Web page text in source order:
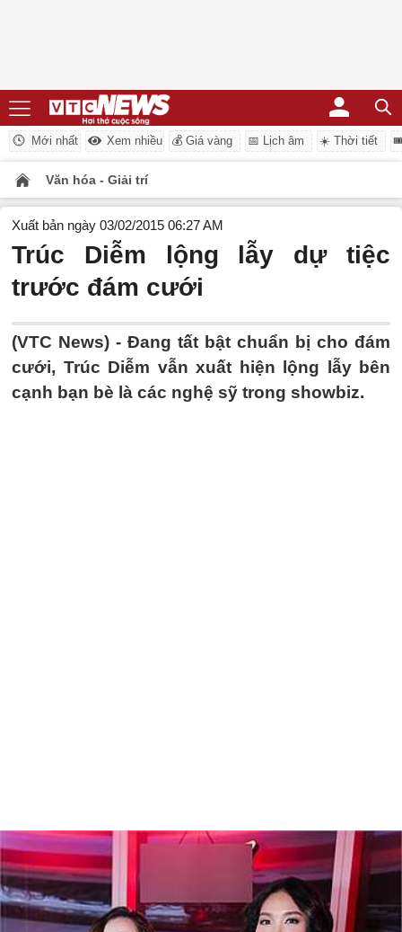
Mới nhất Xem nhiều 💰 Giá vàng 📅 Lịch âm ☀️ Thời tiết
Văn hóa - Giải trí
Xuất bản ngày 03/02/2015 06:27 AM
Trúc Diễm lộng lẫy dự tiệc
trước đám cưới
(VTC News) - Đang tất bật chuẩn bị cho đám
cưới, Trúc Diễm vẫn xuất hiện lộng lẫy bên
cạnh bạn bè là các nghệ sỹ trong showbiz.